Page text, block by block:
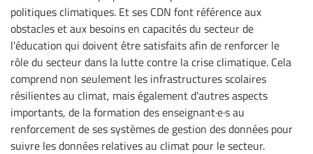
politiques climatiques. Et ses CDN font référence aux
obstacles et aux besoins en capacités du secteur de
l'éducation qui doivent être satisfaits afin de renforcer le
rôle du secteur dans la lutte contre la crise climatique. Cela
comprend non seulement les infrastructures scolaires
résilientes au climat, mais également d'autres aspects
importants, de la formation des enseignant·e·s au
renforcement de ses systèmes de gestion des données pour
suivre les données relatives au climat pour le secteur.